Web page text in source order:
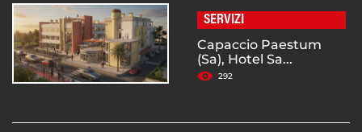
SERVIZI
Capaccio Paestum
(Sa), Hotel Sa...
292